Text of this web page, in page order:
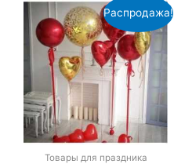
Распродажа!
Товары для праздника